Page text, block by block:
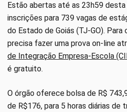
Estão abertas até as 23h59
inscrições para 739 vagas de
do Estado de Goiás (TJ-GO).
precisa fazer uma prova on-line
de Integração Empresa-Escola
é gratuito.
O órgão oferece bolsa de R$
de R$176, para 5 horas diárias de